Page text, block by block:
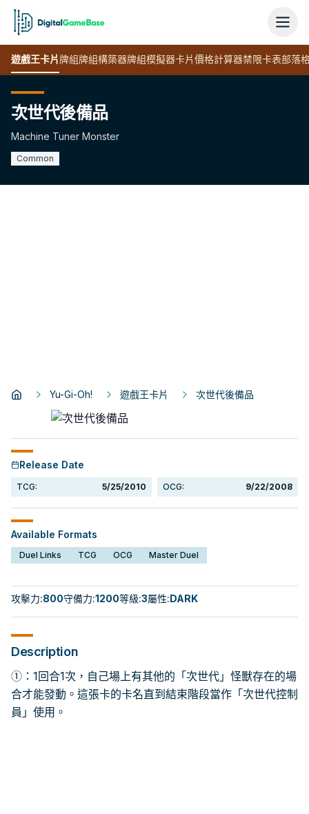
遊戲王卡片牌組牌組構築器牌組模擬器卡片價格計算器禁限卡表部落
次世代後備品
Machine Tuner Monster
Common
Yu-Gi-Oh! 遊戲王卡片 次世代後備品
Release Date
TCG: 5/25/2010 OCG: 9/22/2008
Available Formats
Duel Links TCG OCG Master Duel
攻擊力:800守備力:1200等級:3屬性:DARK
Description
①：1回合1次，自己場上有其他的「次世代」怪獸存在的場
合才能發動。這張卡的卡名直到結束階段當作「次世代控制
員」使用。